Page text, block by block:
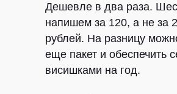
Дешевле в два раза.
напишем за 120, а не за
рублей. На разницу
еще пакет и обеспечить
висишками на год.
РАССКАЖИТЕ
О СВОЕЙ